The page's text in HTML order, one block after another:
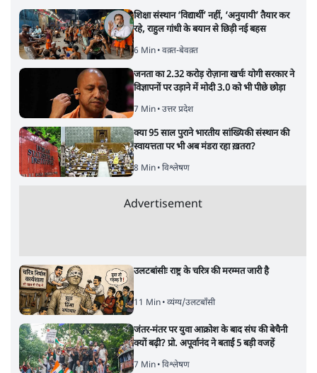
शिक्षा संस्थान ‘विद्यार्थी’ नहीं, ‘अनुयायी’ तैयार कर
रहे, राहुल गांधी के बयान से छिड़ी नई बहस
6 Min• वक़्त-बेवक़्त
जनता का 2.32 करोड़ रोज़ाना खर्चः योगी सरकार ने
विज्ञापनों पर उड़ाने में मोदी 3.0 को भी पीछे छोड़ा
7 Min• उत्तर प्रदेश
क्या 95 साल पुराने भारतीय सांख्यिकी संस्थान की
स्वायत्तता पर भी अब मंडरा रहा ख़तरा?
8 Min• विश्लेषण
Advertisement
उलटबांसीः राष्ट्र के चरित्र की मरम्मत जारी है
11 Min• व्यंग्य/उलटबाँसी
जंतर-मंतर पर युवा आक्रोश के बाद संघ की बेचैनी
क्यों बढ़ी? प्रो. अपूर्वानंद ने बताईं 5 बड़ी वजहें
7 Min• विश्लेषण